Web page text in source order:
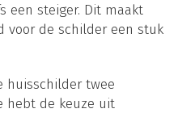
een steiger. Dit maakt
voor de schilder een stuk
huisschilder twee
hebt de keuze uit